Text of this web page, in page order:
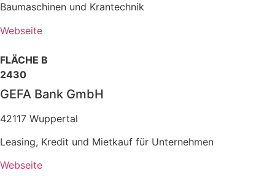
Baumaschinen und Krantechnik
Webseite
FLÄCHE B
2430
GEFA Bank GmbH
42117 Wuppertal
Leasing, Kredit und Mietkauf für Unternehmen
Webseite